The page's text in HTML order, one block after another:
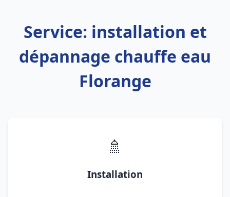
Service: installation et
dépannage chauffe eau
Florange
🚿
Installation